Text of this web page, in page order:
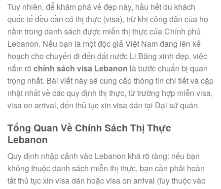
Tuy nhiên, để khám phá vẻ đẹp này, hầu hết du khách
quốc tế đều cần có thị thực (visa), trừ khi công dân của họ
nằm trong danh sách được miễn thị thực của Chính phủ
Lebanon. Nếu bạn là một độc giả Việt Nam đang lên kế
hoạch cho chuyến đi đến đất nước Li Băng xinh đẹp, việc
nắm rõ chính sách visa Lebanon là bước chuẩn bị quan
trọng nhất. Bài viết này sẽ cung cấp thông tin chi tiết và cập
nhật nhất về các quy định thị thực, từ trường hợp miễn visa,
visa on arrival, đến thủ tục xin visa dán tại Đại sứ quán.
Tổng Quan Về Chính Sách Thị Thực
Lebanon
Quy định nhập cảnh vào Lebanon khá rõ ràng: nếu bạn
không thuộc danh sách miễn thị thực, bạn cần phải hoàn
tất thủ tục xin visa dán hoặc visa on arrival (tùy thuộc vào